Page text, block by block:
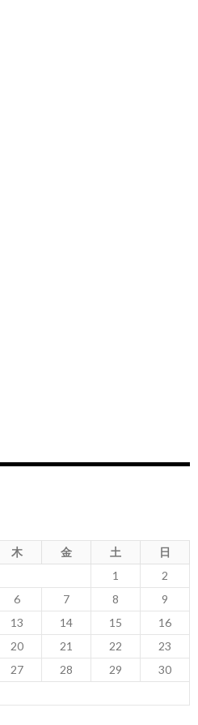
木 金 土
日
1
2
6 7 8
9
13 14 15
16
20 21 22
23
27 28 29
30